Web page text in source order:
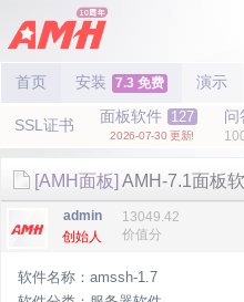
首页 安装 7.3 免费 演示
SSL证书 面板软件 127
2026-07-30 更新!
问
[AMH面板] AMH-7.1面板
admin
创始人
13049.42
价值分
软件名称：amssh-1.7